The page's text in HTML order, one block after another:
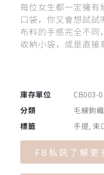
每位女生都一定擁
口袋，你又會想試
布料的手感完全不
收納小袋，或是直
庫存單位
CB003-
分類
毛線鉤
標籤
手提, 束
FB私訊了解更